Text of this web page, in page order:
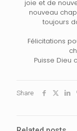
joie et de
nouveau
toujours
Félicitations
Puisse Dieu
Share